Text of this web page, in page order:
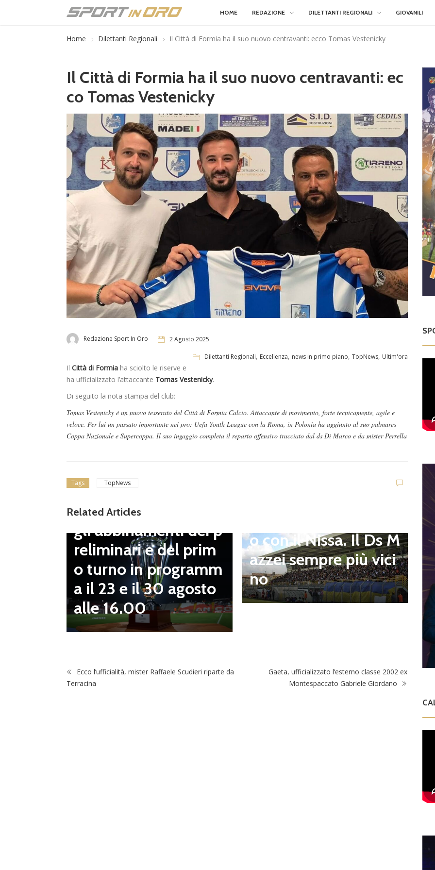
HOME REDAZIONE DILETTANTI REGIONALI GIOVANILI
Home Dilettanti Regionali Il Città di Formia ha il suo nuovo centravanti: ecco Tomas Vestenicky
Il Città di Formia ha il suo nuovo centravanti: ec
co Tomas Vestenicky
Redazione Sport In Oro 2 Agosto 2025
Dilettanti Regionali, Eccellenza, news in primo piano,TopNews, Ultim'ora
Il Città di Formia ha sciolto le riserve e
ha ufficializzato l’attaccante Tomas Vestenicky.
Di seguito la nota stampa del club:
Tomas Vestenicky è un nuovo tesserato del Città di Formia Calcio. Attaccante di movimento, forte tecnicamente, agile e
veloce. Per lui un passato importante nei pro: Uefa Youth League con la Roma, in Polonia ha aggiunto al suo palmares
Coppa Nazionale e Supercoppa. Il suo ingaggio completa il reparto offensivo tracciato dal ds Di Marco e da mister Perrella
Tags TopNews
Related Articles
Coppa Italia Serie D,
gli abbinamenti dei p
reliminari e del prim
o turno in programm
a il 23 e il 30 agosto
alle 16.00
Dilettanti Serie D
Viterbese (Certosa V.
to senza sosta: Busat
o con il Nissa. Il Ds M
azzei sempre più vici
no
i
Ecco l’ufficialità, mister Raffaele Scudieri riparte da
Terracina
Gaeta, ufficializzato l’esterno classe 2002 ex
Montespaccato Gabriele Giordano